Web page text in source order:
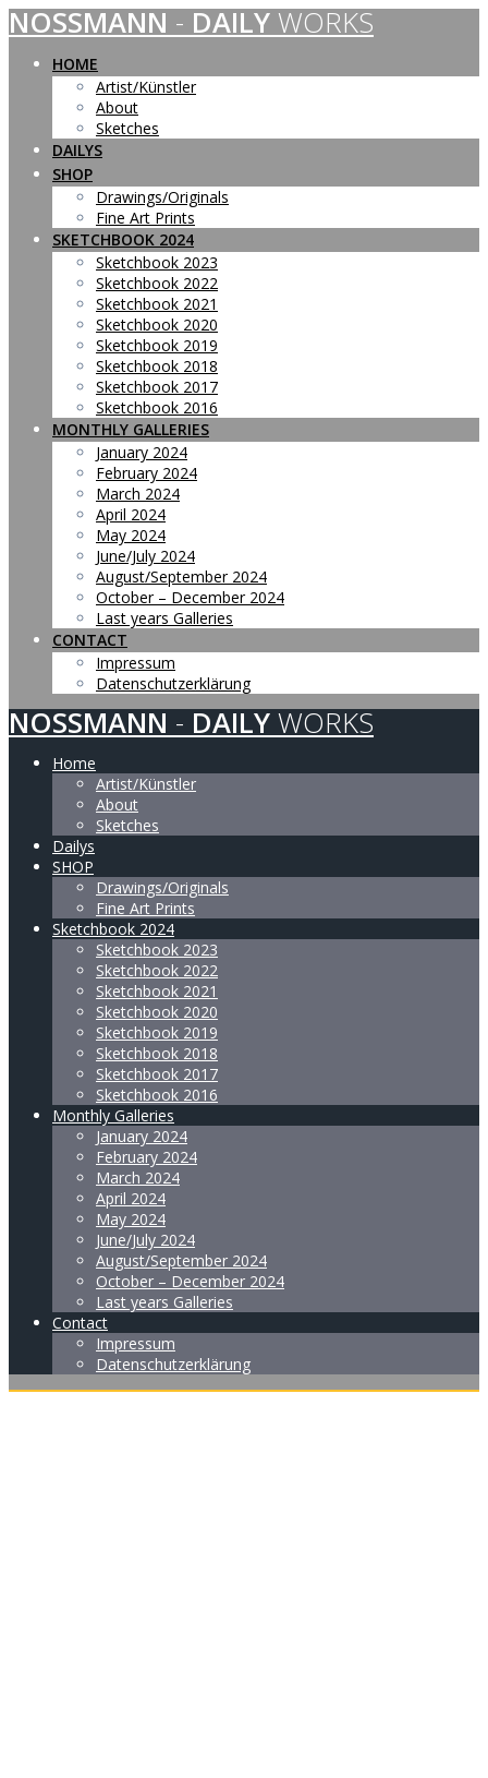
Skip
to
content
NOSSMANN - DAILY WORKS
HOME
Artist/Künstler
About
Sketches
DAILYS
SHOP
Drawings/Originals
Fine Art Prints
SKETCHBOOK 2024
Sketchbook 2023
Sketchbook 2022
Sketchbook 2021
Sketchbook 2020
Sketchbook 2019
Sketchbook 2018
Sketchbook 2017
Sketchbook 2016
MONTHLY GALLERIES
January 2024
February 2024
March 2024
April 2024
May 2024
June/July 2024
August/September 2024
October – December 2024
Last years Galleries
CONTACT
Impressum
Datenschutzerklärung
NOSSMANN - DAILY WORKS
Home
Artist/Künstler
About
Sketches
Dailys
SHOP
Drawings/Originals
Fine Art Prints
Sketchbook 2024
Sketchbook 2023
Sketchbook 2022
Sketchbook 2021
Sketchbook 2020
Sketchbook 2019
Sketchbook 2018
Sketchbook 2017
Sketchbook 2016
Monthly Galleries
January 2024
February 2024
March 2024
April 2024
May 2024
June/July 2024
August/September 2024
October – December 2024
Last years Galleries
Contact
Impressum
Datenschutzerklärung